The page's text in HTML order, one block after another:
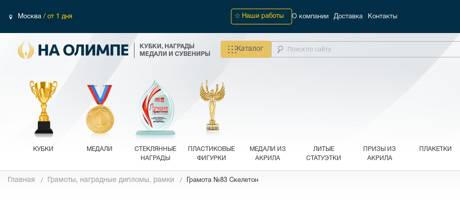
Москва / от 1 дня Наши работы О компании Доставка Контакты
КУБКИ, НАГРАДЫ
МЕДАЛИ И СУВЕНИРЫ
Каталог
КУБКИ МЕДАЛИ
СТЕКЛЯННЫЕ
НАГРАДЫ
ПЛАСТИКОВЫЕ
ФИГУРКИ
МЕДАЛИ ИЗ
АКРИЛА
ЛИТЫЕ
СТАТУЭТКИ
ПРИЗЫ ИЗ
АКРИЛА
ПЛАКЕТКИ
Главная Грамоты, наградные дипломы, рамки Грамота №83 Скелетон